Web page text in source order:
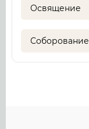
Освящение
Соборование